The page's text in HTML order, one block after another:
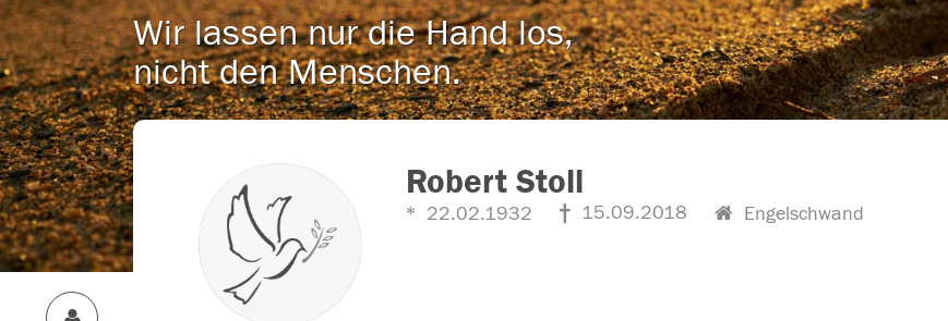
Wir lassen nur die Hand los,
nicht den Menschen.
Robert Stoll
22.02.1932 15.09.2018 Engelschwand